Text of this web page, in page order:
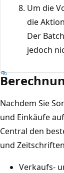
Um die
die Aktion
Der
jedoch
Nachdem Sie
und Einkäufe
Central den
und
Verkaufs-